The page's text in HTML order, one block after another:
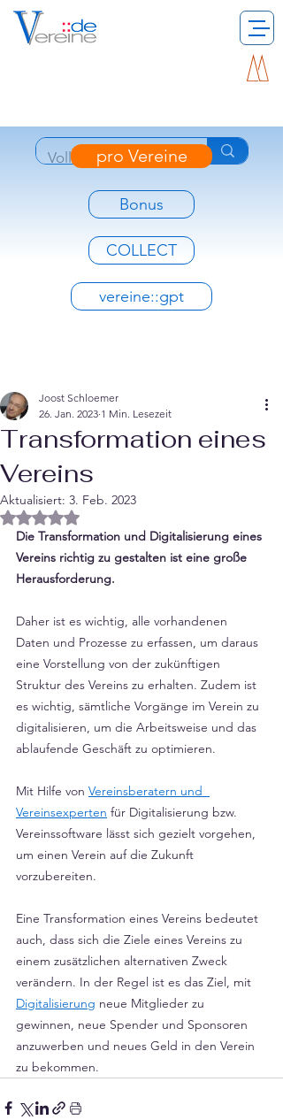
pro Vereine
Bonus
COLLECT
vereine::gpt
Transformation eines
Vereins
Joost Schloemer
26. Jan. 2023 1 Min. Lesezeit
Aktualisiert: 3. Feb. 2023
Mit NaN von 5 Sternen bewertet.
Die Transformation und Digitalisierung eines
Vereins richtig zu gestalten ist eine große
Herausforderung.
Daher ist es wichtig, alle vorhandenen
Daten und Prozesse zu erfassen, um daraus
eine Vorstellung von der zukünftigen
Struktur des Vereins zu erhalten. Zudem ist
es wichtig, sämtliche Vorgänge im Verein zu
digitalisieren, um die Arbeitsweise und das
ablaufende Geschäft zu optimieren.
Mit Hilfe von Vereinsberatern und
Vereinsexperten für Digitalisierung bzw.
Vereinssoftware lässt sich gezielt vorgehen,
um einen Verein auf die Zukunft
vorzubereiten.
Eine Transformation eines Vereins bedeutet
auch, dass sich die Ziele eines Vereins zu
einem zusätzlichen alternativen Zweck
verändern. In der Regel ist es das Ziel, mit
Digitalisierung neue Mitglieder zu
gewinnen, neue Spender und Sponsoren
anzuwerben und neues Geld in den Verein
zu bekommen.